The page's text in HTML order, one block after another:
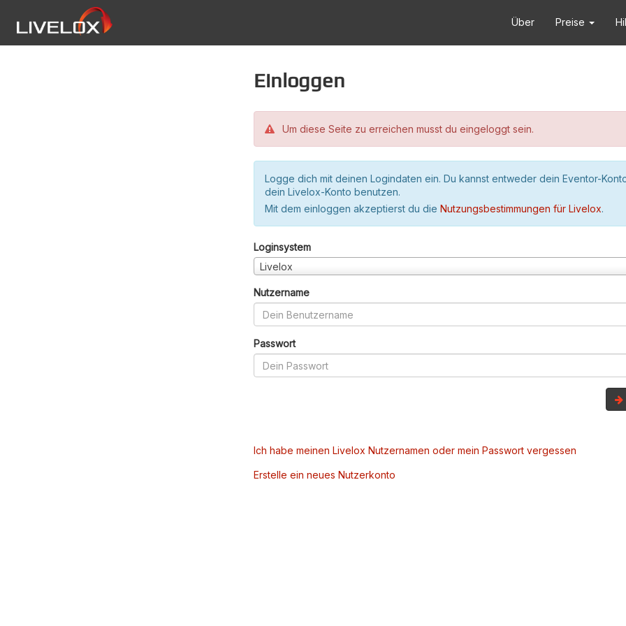
Über Preise
Einloggen
Um diese Seite zu erreichen musst du eingeloggt sein.
Logge dich mit deinen Logindaten ein. Du kannst entweder dein Eventor-
dein Livelox-Konto benutzen.
Mit dem einloggen akzeptierst du die Nutzungsbestimmungen für Livelox.
Loginsystem
Livelox
Nutzername
Passwort
Ich habe meinen Livelox Nutzernamen oder mein Passwort vergessen
Erstelle ein neues Nutzerkonto